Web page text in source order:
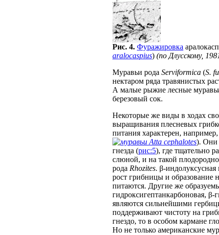
Рис. 4. Фуражировка
aralocaspius) (по Длусскому,
Муравьи рода Serviformica (S.
нектаром ряда травянистых
А малые рыжие лесные
березовый сок.
Некоторые же виды в ходах
выращивания плесневых
питания характерен,
Atta cephalotes). Они
гнезда (рис:5), где тщательно
слюной, и на такой
рода Rhozites. β-
рост грибницы и образование
питаются. Другие же
гидроксигептанкарбоновая,
являются сильнейшими
поддерживают чистоту на
гнездо, то в особом кармане
Но не только американские